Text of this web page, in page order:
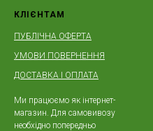
КЛІЄНТАМ
ПУБЛІЧНА ОФЕРТА
УМОВИ ПОВЕРНЕННЯ
ДОСТАВКА І ОПЛАТА
Ми працюємо як інтернет-
магазин. Для самовивозу
необхідно попередньо